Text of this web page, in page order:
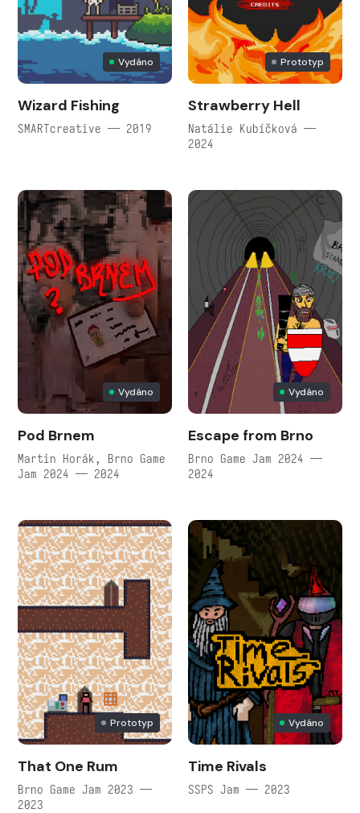
Vydáno
Wizard Fishing
SMARTcreative — 2019
Prototyp
Strawberry Hell
Natálie Kubíčková —
2024
Vydáno
Pod Brnem
Martin Horák, Brno Game
Jam 2024 — 2024
Vydáno
Escape from Brno
Brno Game Jam 2024 —
2024
Prototyp
That One Rum
Brno Game Jam 2023 —
2023
Vydáno
Time Rivals
SSPS Jam — 2023